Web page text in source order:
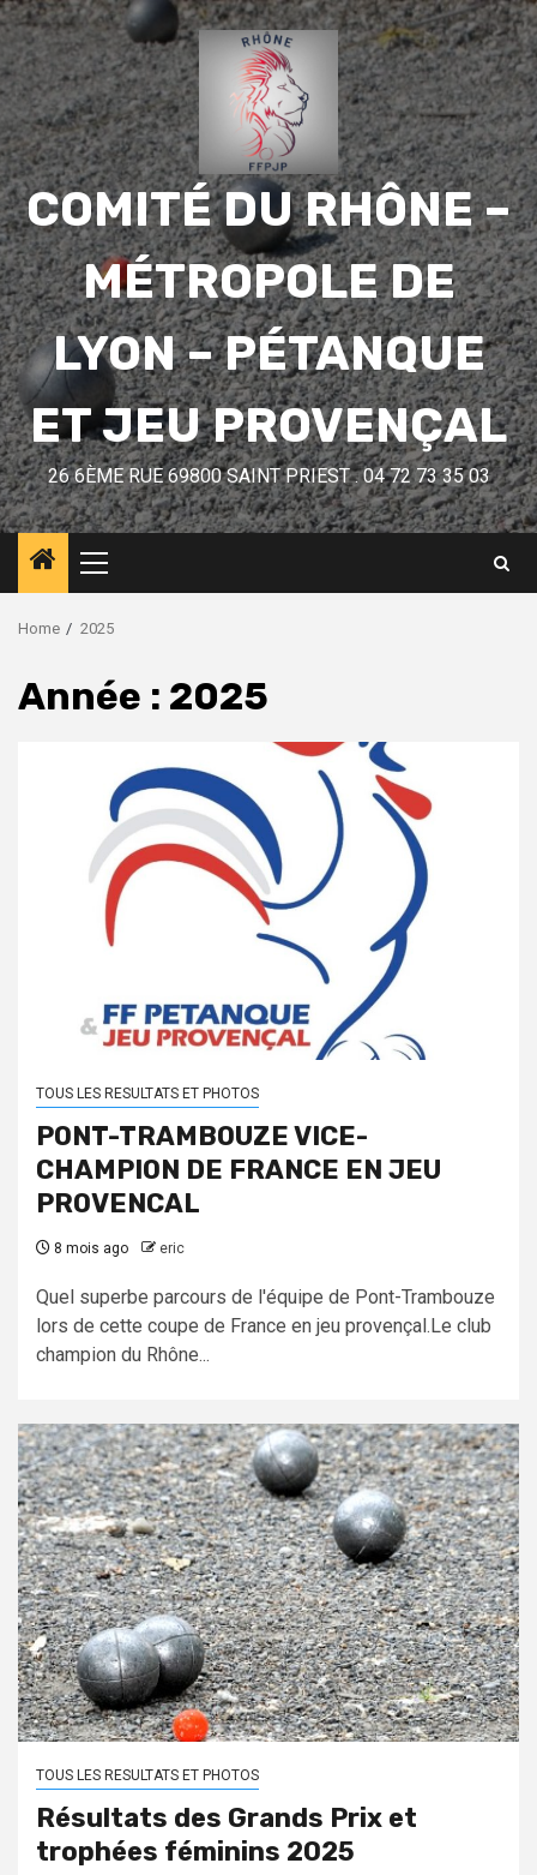
COMITÉ DU RHÔNE –
MÉTROPOLE DE
LYON – PÉTANQUE
ET JEU PROVENÇAL
26 6ÈME RUE 69800 SAINT PRIEST . 04 72 73 35 03
Home 2025
Année : 2025
TOUS LES RESULTATS ET PHOTOS
PONT-TRAMBOUZE VICE-
CHAMPION DE FRANCE EN JEU
PROVENCAL
8 mois ago eric
Quel superbe parcours de l'équipe de Pont-Trambouze
lors de cette coupe de France en jeu provençal.Le club
champion du Rhône...
TOUS LES RESULTATS ET PHOTOS
Résultats des Grands Prix et
trophées féminins 2025